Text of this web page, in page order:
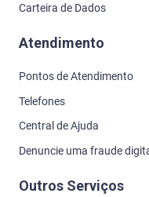
Carteira de Dados
Atendimento
Pontos de Atendimento
Telefones
Central de Ajuda
Denuncie uma fraude
Outros Serviços